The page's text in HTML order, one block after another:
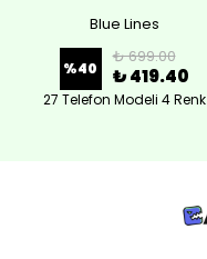
Blue Lines
%40
₺ 699.00
₺ 419.40
27 Telefon Modeli 4 Renk